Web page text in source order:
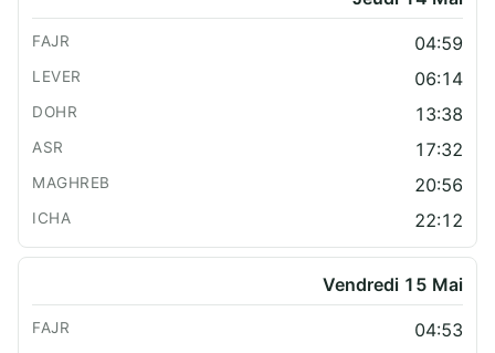
04:59
06:14
13:38
17:32
20:56
22:12
Vendredi 15 Mai
04:53